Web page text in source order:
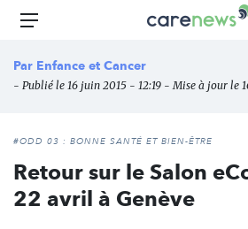
Aller
principal
Carenews,
des
l'engagement
Menu
Par Enfance et Cancer
- Publié le 16 juin 2015 - 12:19 - Mise à jour le
#ODD 03 : BONNE SANTÉ ET BIEN-ÊTRE
Retour sur le Salon
22 avril à Genève